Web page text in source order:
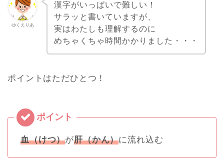
ゆくえりあ
漢字がいっぱいで難しい！
サラッと書いていますが、
実はわたしも理解するのに
めちゃくちゃ時間かかりました・・・
ポイントはただひとつ！
血（けつ）が肝（かん）に流れ込む